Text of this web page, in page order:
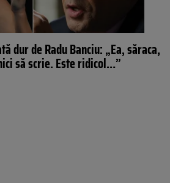
dur de Radu Banciu: „Ea, săraca,
să scrie. Este ridicol…”